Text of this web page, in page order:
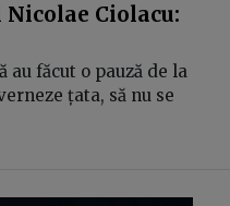
Ciolacu:
au făcut o pauză de la
țata, să nu se